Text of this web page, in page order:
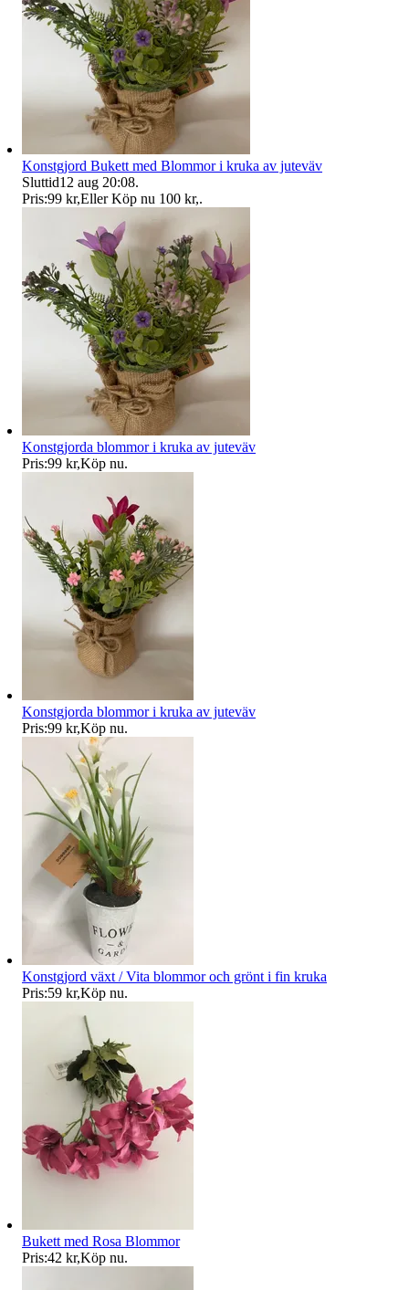
Konstgjord Bukett med Blommor i kruka av juteväv
Sluttid12 aug 20:08.
Pris:99 kr,Eller Köp nu 100 kr,.
Konstgjorda blommor i kruka av juteväv
Pris:99 kr,Köp nu.
Konstgjorda blommor i kruka av juteväv
Pris:99 kr,Köp nu.
Konstgjord växt / Vita blommor och grönt i fin kruka
Pris:59 kr,Köp nu.
Bukett med Rosa Blommor
Pris:42 kr,Köp nu.